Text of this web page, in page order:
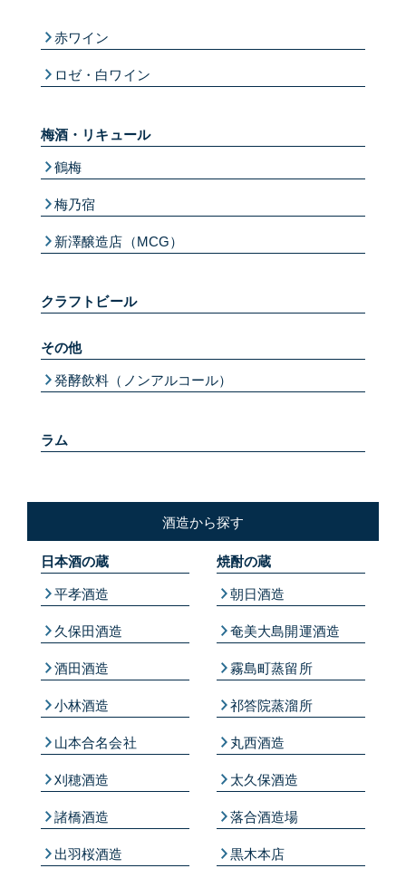
赤ワイン
ロゼ・白ワイン
梅酒・リキュール
鶴梅
梅乃宿
新澤醸造店（MCG）
クラフトビール
その他
発酵飲料（ノンアルコール）
ラム
酒造から探す
日本酒の蔵
平孝酒造
久保田酒造
酒田酒造
小林酒造
山本合名会社
刈穂酒造
諸橋酒造
出羽桜酒造
焼酎の蔵
朝日酒造
奄美大島開運酒造
霧島町蒸留所
祁答院蒸溜所
丸西酒造
太久保酒造
落合酒造場
黒木本店